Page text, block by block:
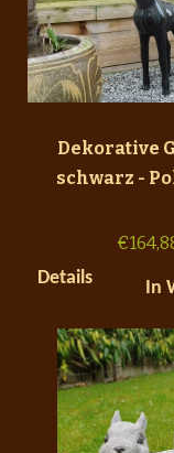
Dekorative
schwarz -
€
Details
In